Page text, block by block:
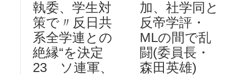
執委、学生対
策で〃反日共
系全学連との
絶縁“を決定
23 ソ連軍、
加、社学同と
反帝学評・
MLの間で乱
闘(委員長・
森田英雄)